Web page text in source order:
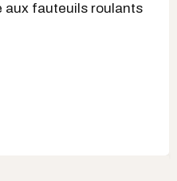
aux fauteuils roulants